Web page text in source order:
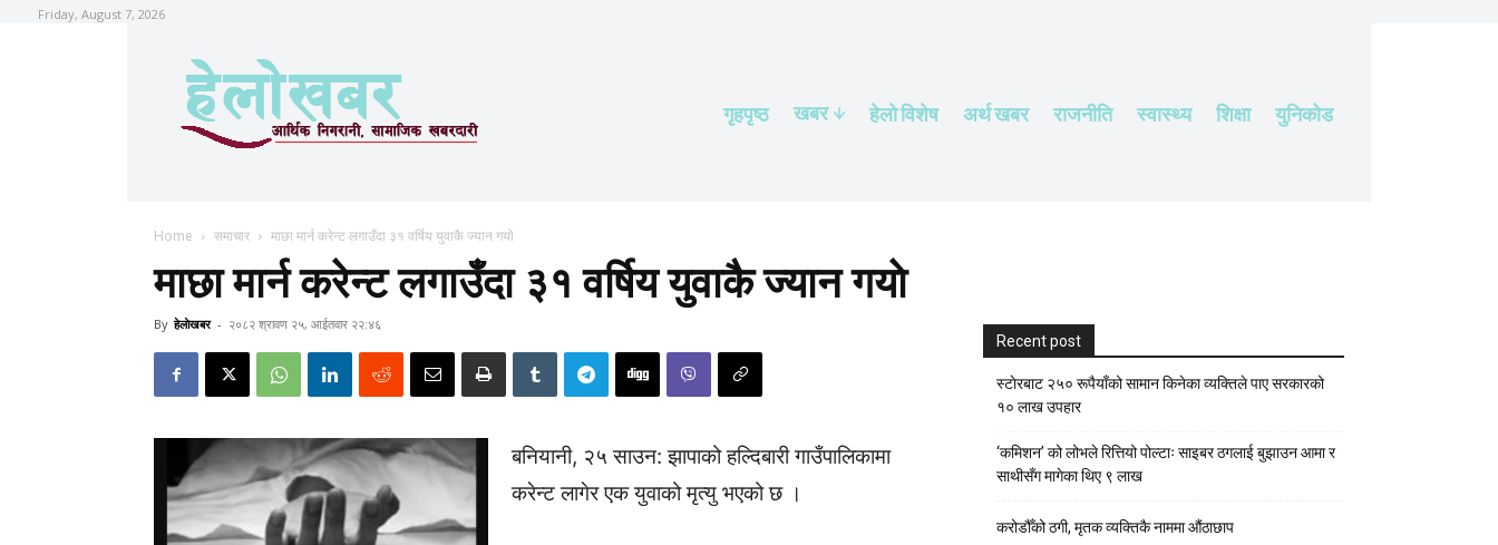
Friday, August 7, 2026
गृहपृष्ठ खबर हेलाे विशेष अर्थ खबर राजनीति स्वास्थ्य शिक्षा युनिकोड
Home समाचार माछा मार्न करेन्ट लगाउँदा ३१ वर्षिय युवाकै ज्यान गयाे
माछा मार्न करेन्ट लगाउँदा ३१ वर्षिय युवाकै ज्यान गयाे
By हेलाेखबर - २०८२ श्रावण २५, आईतवार २२:४६
बनियानी, २५ साउन: झापाको हल्दिबारी गाउँपालिकामा
करेन्ट लागेर एक युवाको मृत्यु भएको छ ।
Recent post
स्टाेरबाट २५० रूपैयाँको सामान किनेका व्यक्तिले पाए सरकारको
१० लाख उपहार
‘कमिशन’ को लोभले रित्तियो पोल्टाः साइबर ठगलाई बुझाउन आमा र
साथीसँग मागेका थिए ९ लाख
करोडौँको ठगी, मृतक व्यक्तिकै नाममा औंठाछाप